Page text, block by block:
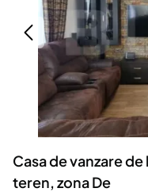
Servicii
Animale de
Afaceri și
Inchiriere Bunuri si
Utilaje agricole si
Piese auto si
Dacia Duster
Casa de vanzare
teren, zona De